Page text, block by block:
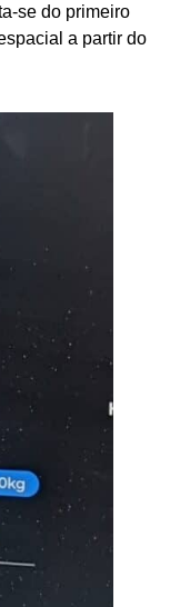
se do primeiro
a partir do